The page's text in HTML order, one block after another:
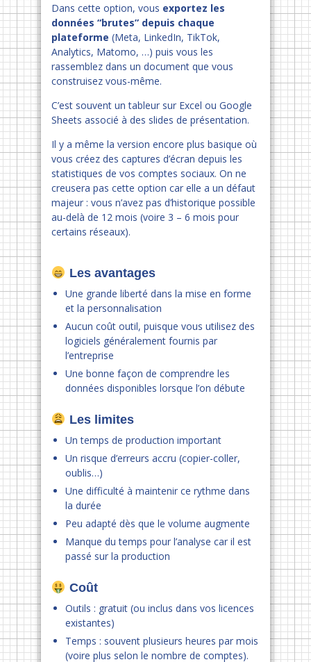
Dans cette option, vous exportez les
données “brutes” depuis chaque
plateforme (Meta, LinkedIn, TikTok,
Analytics, Matomo, …) puis vous les
rassemblez dans un document que vous
construisez vous-même.
C’est souvent un tableur sur Excel ou Google
Sheets associé à des slides de présentation.
Il y a même la version encore plus basique où
vous créez des captures d’écran depuis les
statistiques de vos comptes sociaux. On ne
creusera pas cette option car elle a un défaut
majeur : vous n’avez pas d’historique possible
au-delà de 12 mois (voire 3 – 6 mois pour
certains réseaux).
Les avantages
Une grande liberté dans la mise en forme
et la personnalisation
Aucun coût outil, puisque vous utilisez des
logiciels généralement fournis par
l’entreprise
Une bonne façon de comprendre les
données disponibles lorsque l’on débute
Les limites
Un temps de production important
Un risque d’erreurs accru (copier-coller,
oublis…)
Une difficulté à maintenir ce rythme dans
la durée
Peu adapté dès que le volume augmente
Manque du temps pour l’analyse car il est
passé sur la production
Coût
Outils : gratuit (ou inclus dans vos licences
existantes)
Temps : souvent plusieurs heures par mois
(voire plus selon le nombre de comptes).